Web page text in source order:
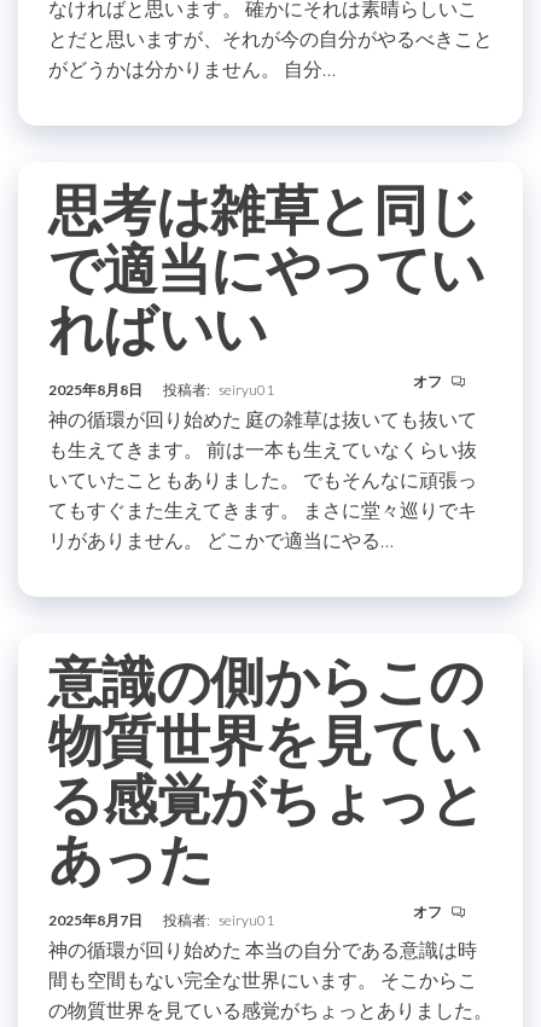
なければと思います。 確かにそれは素晴らしいこ
とだと思いますが、それが今の自分がやるべきこと
がどうかは分かりません。 自分…
思考は雑草と同じ
で適当にやってい
ればいい
2025年8月8日 投稿者: seiryu01 オフ
神の循環が回り始めた 庭の雑草は抜いても抜いて
も生えてきます。 前は一本も生えていなくらい抜
いていたこともありました。 でもそんなに頑張っ
てもすぐまた生えてきます。 まさに堂々巡りでキ
リがありません。 どこかで適当にやる…
意識の側からこの
物質世界を見てい
る感覚がちょっと
あった
2025年8月7日 投稿者: seiryu01 オフ
神の循環が回り始めた 本当の自分である意識は時
間も空間もない完全な世界にいます。 そこからこ
の物質世界を見ている感覚がちょっとありました。